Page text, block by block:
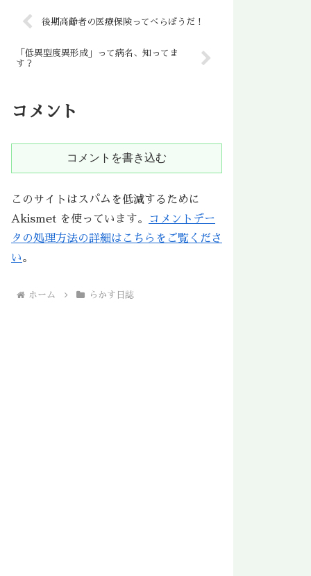
後期高齢者の医療保険ってべらぼうだ！
「低異型度異形成」って病名、知ってま
す？
コメント
コメントを書き込む
このサイトはスパムを低減するために
Akismet を使っています。
コメントデー
タの処理方法の詳細はこちらをご覧くださ
い。
ホーム らかす日誌